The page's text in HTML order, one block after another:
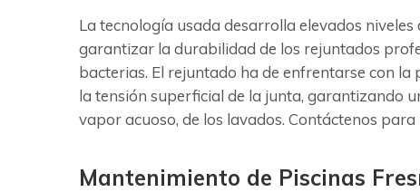
La tecnología usada desarrolla elevados
garantizar la durabilidad de los rejuntados
bacterias. El rejuntado ha de enfrentarse con
la tensión superficial de la junta, garantizando
vapor acuoso, de los lavados. Contáctenos
Mantenimiento de Piscinas